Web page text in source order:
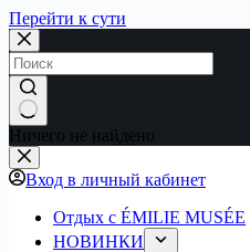
Перейти к сути
Ничего не найдено
Вход в личный кабинет
Отдых с ÉMILIE MUSÉE
НОВИНКИ